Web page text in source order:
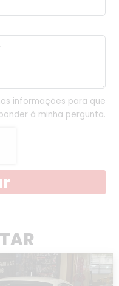
informações para que
à minha pergunta.